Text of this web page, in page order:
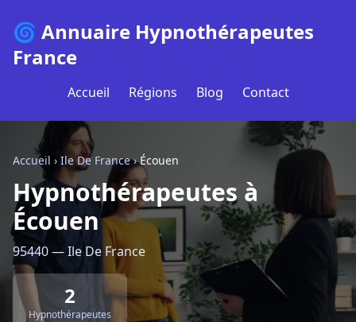
🌀 Annuaire Hypnothérapeutes
France
Accueil Régions Blog Contact
Accueil › Ile De France›Écouen
Hypnothérapeutes à
Écouen
95440 — Ile De France
2
Hypnothérapeutes